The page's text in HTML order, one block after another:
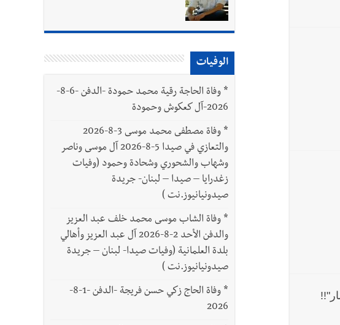
عن اصابة أحد العسكريين
رجل الاعمال الاماراتي خلف الحبتور : 112 شهيداً شُيّعوا في ‫غزة‬ بعد أن بقوا تحت الأنقاض منذ عام 2023: أيُعقل أن يبقى الشعب الفلسطيني يعيش كل هذا الألم؟ وإلى متى
الوفيات
*
وفاة الحاجة رقية محمد حمودة -الدفن -6-8-
2026-آل كعكوش وحمودة
*
وفاة مصطفى محمد موسى 3-8-2026
والتعازي في صيدا 5-8-2026 آل موسى وناصر
وشهاب والشحوري وشحادة وحمود (وفيات
زغدرايا – صيدا – لبنان- جريدة
صيدونيانيوز.نت )
* وفاة الشاب موسى محمد خلف عبد العزيز
والدفن الأحد 2-8-2026 آل عبد العزيز وأهالي
بلدة العلمانية (وفيات صيدا- لبنان – جريدة
صيدونيانيوز.نت )
*
وفاة الحاج زكي حسن فريجة -الدفن -1-8-
2026